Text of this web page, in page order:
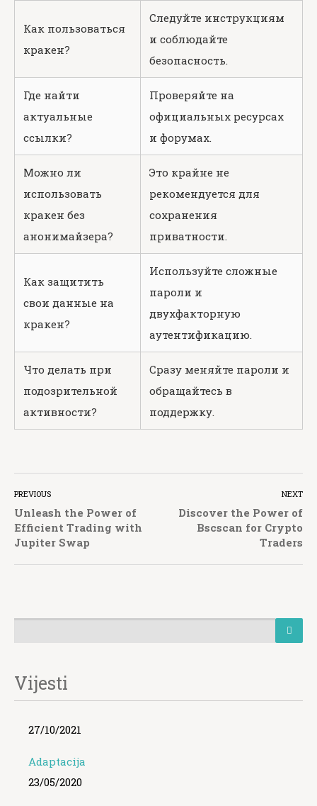
Как пользоваться
кракен?
Следуйте инструкциям
и соблюдайте
безопасность.
Где найти
актуальные
ссылки?
Проверяйте на
официальных ресурсах
и форумах.
Можно ли
использовать
кракен без
анонимайзера?
Это крайне не
рекомендуется для
сохранения
приватности.
Как защитить
свои данные на
кракен?
Используйте сложные
пароли и
двухфакторную
аутентификацию.
Что делать при
подозрительной
активности?
Сразу меняйте пароли и
обращайтесь в
поддержку.
PREVIOUS
Unleash the Power of
Efficient Trading with
Jupiter Swap
NEXT
Discover the Power of
Bscscan for Crypto
Traders
Vijesti
27/10/2021
Adaptacija
23/05/2020